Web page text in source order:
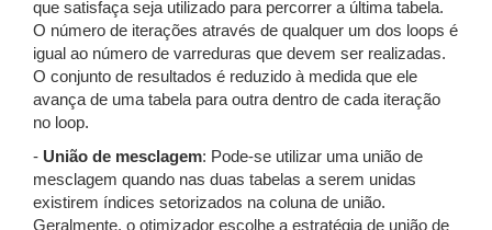
que satisfaça seja utilizado para percorrer a última tabela.
O número de iterações através de qualquer um dos loops é
igual ao número de varreduras que devem ser realizadas.
O conjunto de resultados é reduzido à medida que ele
avança de uma tabela para outra dentro de cada iteração
no loop.
- União de mesclagem: Pode-se utilizar uma união de
mesclagem quando nas duas tabelas a serem unidas
existirem índices setorizados na coluna de união.
Geralmente, o otimizador escolhe a estratégia de união de